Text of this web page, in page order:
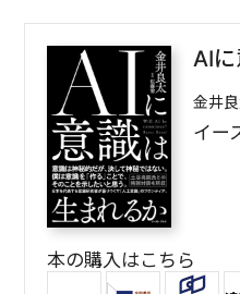
AI
金井
イー
本の購入はこちら